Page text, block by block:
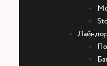
Диодор
DIO